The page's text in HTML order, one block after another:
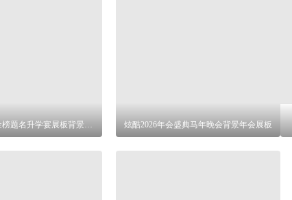
红色喜庆高考金榜题名升学宴展板背景设计 炫酷2026年会盛典马年晚会背景年会展板